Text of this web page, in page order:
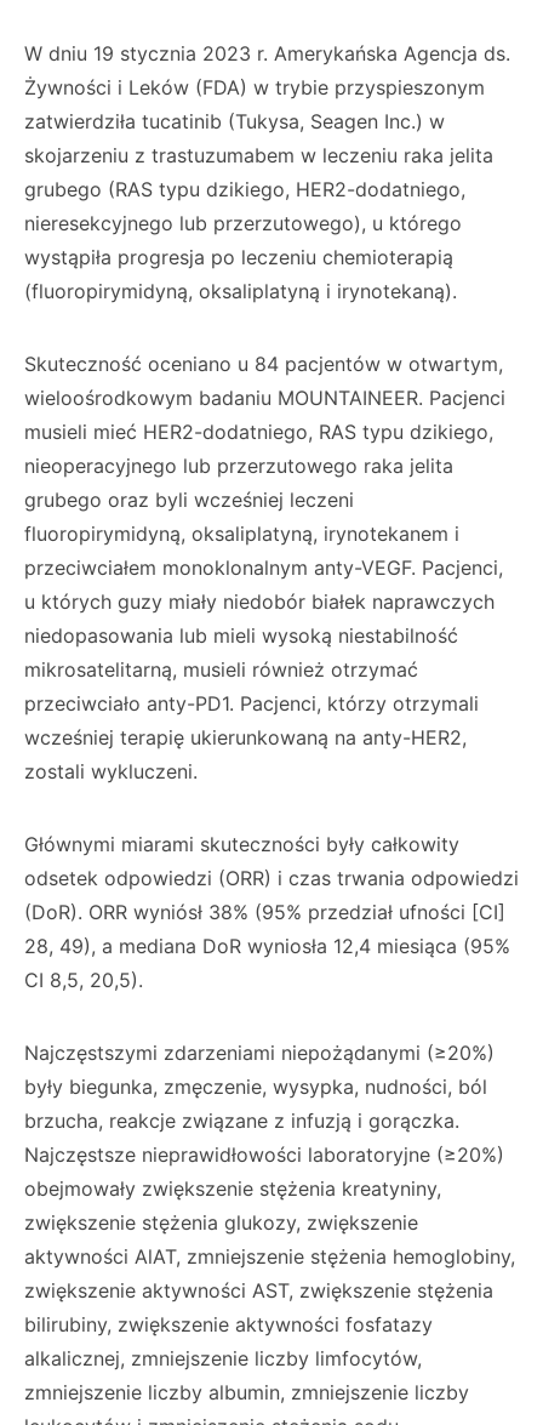
W dniu 19 stycznia 2023 r. Amerykańska Agencja ds.
Żywności i Leków (FDA) w trybie przyspieszonym
zatwierdziła tucatinib (Tukysa, Seagen Inc.) w
skojarzeniu z trastuzumabem w leczeniu raka jelita
grubego (RAS typu dzikiego, HER2-dodatniego,
nieresekcyjnego lub przerzutowego), u którego
wystąpiła progresja po leczeniu chemioterapią
(fluoropirymidyną, oksaliplatyną i irynotekaną).
Skuteczność oceniano u 84 pacjentów w otwartym,
wieloośrodkowym badaniu MOUNTAINEER. Pacjenci
musieli mieć HER2-dodatniego, RAS typu dzikiego,
nieoperacyjnego lub przerzutowego raka jelita
grubego oraz byli wcześniej leczeni
fluoropirymidyną, oksaliplatyną, irynotekanem i
przeciwciałem monoklonalnym anty-VEGF. Pacjenci,
u których guzy miały niedobór białek naprawczych
niedopasowania lub mieli wysoką niestabilność
mikrosatelitarną, musieli również otrzymać
przeciwciało anty-PD1. Pacjenci, którzy otrzymali
wcześniej terapię ukierunkowaną na anty-HER2,
zostali wykluczeni.
Głównymi miarami skuteczności były całkowity
odsetek odpowiedzi (ORR) i czas trwania odpowiedzi
(DoR). ORR wyniósł 38% (95% przedział ufności [CI]
28, 49), a mediana DoR wyniosła 12,4 miesiąca (95%
CI 8,5, 20,5).
Najczęstszymi zdarzeniami niepożądanymi (≥20%)
były biegunka, zmęczenie, wysypka, nudności, ból
brzucha, reakcje związane z infuzją i gorączka.
Najczęstsze nieprawidłowości laboratoryjne (≥20%)
obejmowały zwiększenie stężenia kreatyniny,
zwiększenie stężenia glukozy, zwiększenie
aktywności AlAT, zmniejszenie stężenia hemoglobiny,
zwiększenie aktywności AST, zwiększenie stężenia
bilirubiny, zwiększenie aktywności fosfatazy
alkalicznej, zmniejszenie liczby limfocytów,
zmniejszenie liczby albumin, zmniejszenie liczby